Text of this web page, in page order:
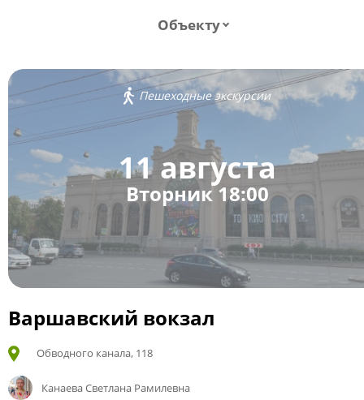
Объекту
Пешеходные экскурсии
11 августа
Вторник 18:00
Варшавский вокзал
Обводного канала, 118
Канаева Светлана Рамилевна